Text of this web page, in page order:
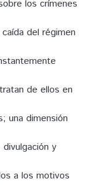
los crímenes
del régimen
de ellos en
una dimensión
y
a los motivos